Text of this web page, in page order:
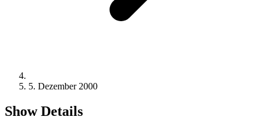
5. Dezember 2000
Show Details